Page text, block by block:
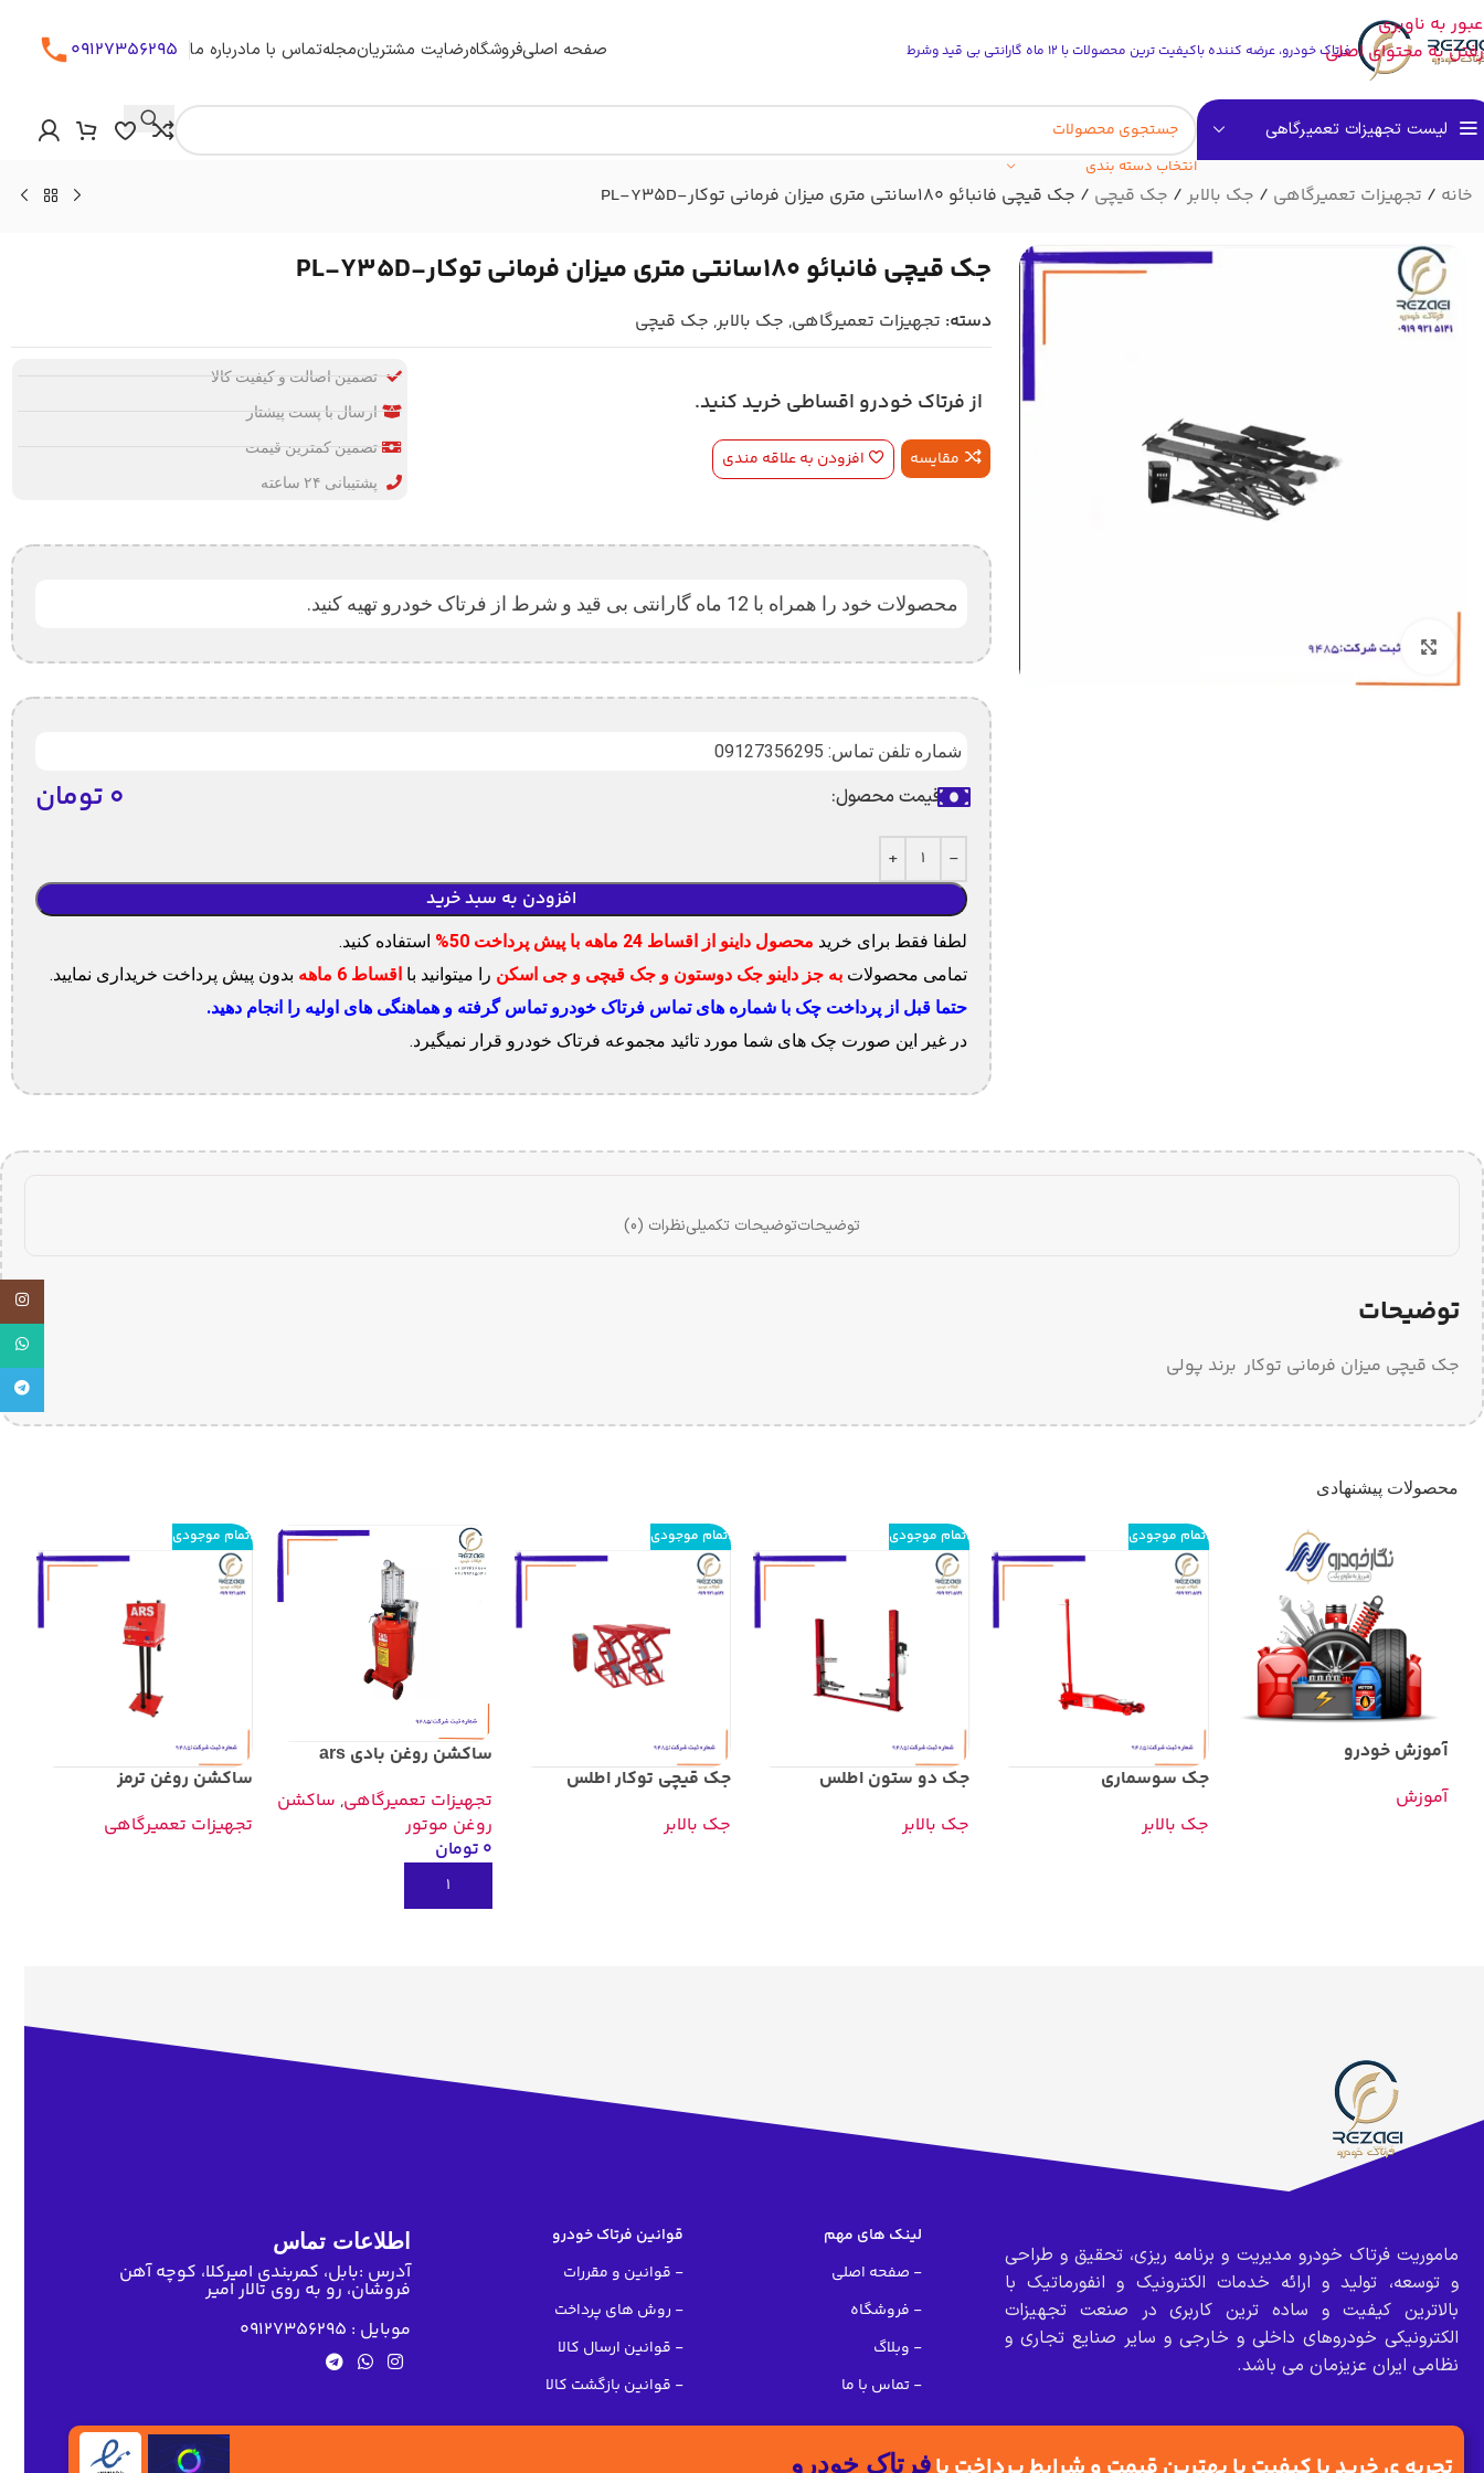
عبور به ناوبری
رفتن به محتوای اصلیفرتاک خودرو، عرضه کننده باکیفیت ترین محصولات با 12 ماه گارانتی بی قید وشرط صفحه اصلیفروشگاهرضایت مشتریانمجلهتماس با مادرباره ما 09127356295
لیست تجهیزات تعمیرگاهی
انتخاب دسته بندی
خانه تجهیزات تعمیرگاهی جک بالابر جک قیچی جک قیچی فانبائو 180سانتی متری میزان فرمانی توکار-PL-Y35D
بزرگنمایی تصویر
جک قیچی فانبائو 180سانتی متری میزان فرمانی توکار-PL-Y35D
دسته: تجهیزات تعمیرگاهی, جک بالابر, جک قیچی
از فرتاک خودرو اقساطی خرید کنید.
مقایسه افزودن به علاقه مندی
تضمین اصالت و کیفیت کالا
ارسال با پست پیشتاز
تضمین کمترین قیمت
پشتیبانی ۲۴ ساعته
محصولات خود را همراه با 12 ماه گارانتی بی قید و شرط از فرتاک خودرو تهیه کنید.
شماره تلفن تماس: 09127356295
قیمت محصول: ۰ تومان
افزودن به سبد خرید
لطفا فقط برای خرید محصول داینو از اقساط 24 ماهه با پیش پرداخت 50%
استفاده کنید.
تمامی محصولات به جز داینو جک دوستون و جک قیچی و جی اسکن را میتوانید با اقساط 6 ماهه
بدون پیش پرداخت خریداری نمایید.
حتما قبل از پرداخت چک با شماره های تماس فرتاک خودرو تماس گرفته و هماهنگی های اولیه را انجام دهید.
در غیر این صورت چک های شما مورد تائید مجموعه فرتاک خودرو قرار نمیگیرد.
توضیحاتتوضیحات تکمیلینظرات (0)
توضیحات
جک قیچی میزان فرمانی توکار برند پولی
محصولات پیشنهادی
آموزش خودرو
آموزش
اتمام موجودی
جک سوسماری
جک بالابر
اتمام موجودی
جک دو ستون اطلس
جک بالابر
اتمام موجودی
جک قیچی توکار اطلس
جک بالابر
ساکشن روغن بادی ars
تجهیزات تعمیرگاهی, ساکشن
روغن موتور
۰ تومان
افزودن به سبد خرید
اتمام موجودی
ساکشن روغن ترمز
تجهیزات تعمیرگاهی
ماموریت فرتاک خودرو مدیریت و برنامه ریزی، تحقیق و طراحی
و توسعه، تولید و ارائه خدمات الکترونیک و انفورماتیک با
بالاترین کیفیت و ساده ترین کاربری در صنعت تجهیزات
الکترونیکی خودروهای داخلی و خارجی و سایر صنایع تجاری و
نظامی ایران عزیزمان می باشد.
لینک های مهم
- صفحه اصلی
- فروشگاه
- وبلاگ
- تماس با ما
قوانین فرتاک خودرو
- قوانین و مقررات
- روش های پرداخت
- قوانین ارسال کالا
- قوانین بازگشت کالا
اطلاعات تماس
آدرس :بابل، کمربندی امیرکلا، کوچه آهن
فروشان، رو به روی تالار امیر
موبایل : 09127356295
فرتاک خودرو
تلگرام